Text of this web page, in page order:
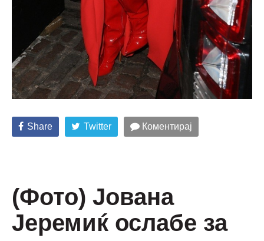
Share Twitter Коментирај
(Фото) Јована
Јеремиќ ослабе за